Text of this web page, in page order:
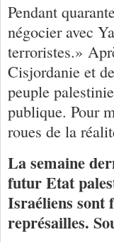
Pendant
négocier avec
terroristes.»
Cisjordanie et
peuple
publique. Pour
roues de la
La semaine
futur Etat
Israéliens sont
représailles.